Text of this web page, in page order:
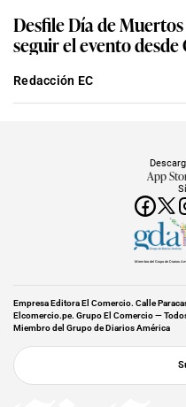
Desfile Día de
seguir el evento desde
Redacción EC
App
Miembro del Grupo de Diarios
Empresa Editora El Comercio. Calle
Elcomercio.pe. Grupo El Comercio —
Miembro del Grupo de Diarios América